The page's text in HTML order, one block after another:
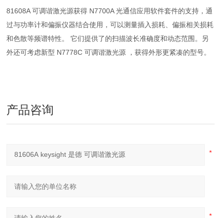
81608A 可调谐激光源获得 N7700A 光通信应用软件套件的支持，通
过与功率计和偏振仪器结合使用，可以测量插入损耗、偏振相关损耗
和色散等频谱特性。 它们提供了的扫描波长准确度和动态范围。另
外还可考虑新型 N7778C 可调谐激光源 ，获得外形更紧凑的型号。
产品咨询